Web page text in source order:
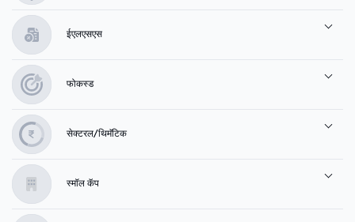
ईएलएसएस
फोकस्ड
सेक्टरल/थिमॅटिक
स्मॉल कॅप